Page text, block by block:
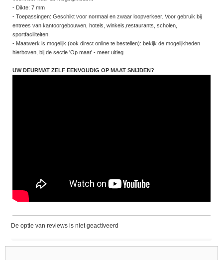
- Dikte: 7 mm
- Toepassingen: Geschikt voor normaal en zwaar loopverkeer. Voor gebruik bij
entrees van kantoorgebouwen, hotels, winkels,restaurants, scholen,
sportfaciliteiten.
- Maatwerk is mogelijk (ook direct online te bestellen): bekijk de mogelijkheden
hierboven, bij de sectie 'Op maat' - meer uitleg
UW DEURMAT ZELF EENVOUDIG OP MAAT SNIJDEN?
De optie van reviews is niet geactiveerd